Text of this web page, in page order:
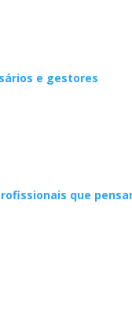
e gestores
que